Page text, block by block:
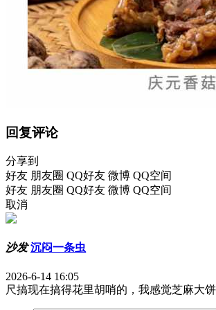
回复评论
分享到
好友 朋友圈 QQ好友 微博 QQ空间
好友 朋友圈 QQ好友 微博 QQ空间
取消
沙发 沉闷一条虫
2026-6-14 16:05
尺搞现在搞得花里胡哨的，我感觉芝麻大